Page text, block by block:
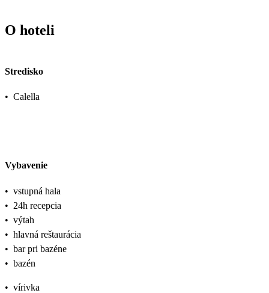
O hoteli
Stredisko
• Calella
Vybavenie
• vstupná hala
• 24h recepcia
• výtah
• hlavná reštaurácia
• bar pri bazéne
• bazén
• vírivka